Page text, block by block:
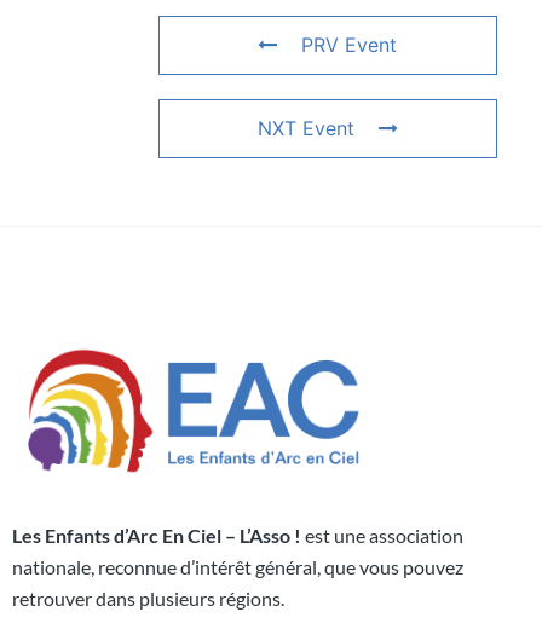
PRV Event
NXT Event
Les Enfants d’Arc En Ciel – L’Asso ! est une association
nationale, reconnue d’intérêt général, que vous pouvez
retrouver dans plusieurs régions.